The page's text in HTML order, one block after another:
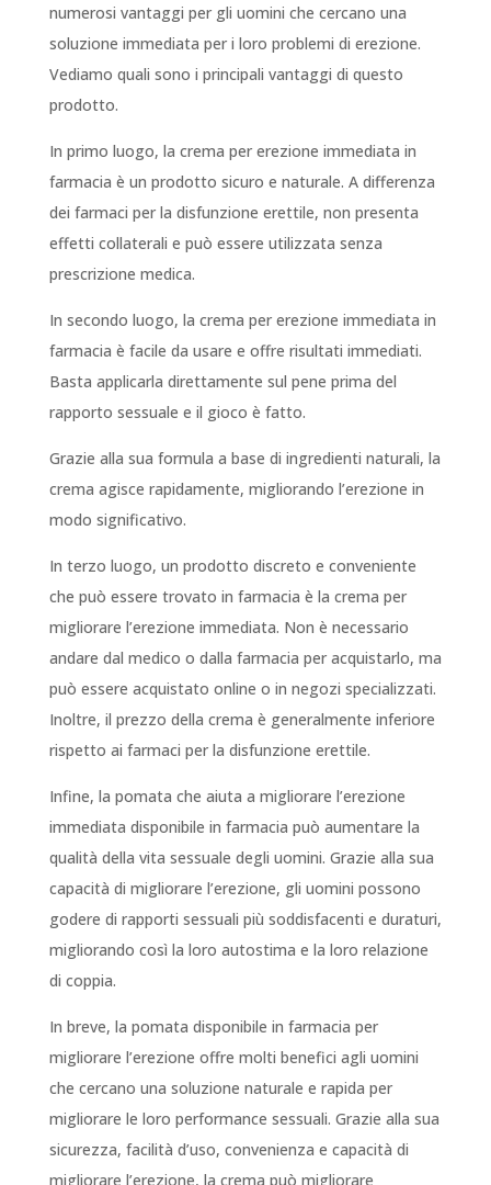
numerosi vantaggi per gli uomini che cercano una
soluzione immediata per i loro problemi di erezione.
Vediamo quali sono i principali vantaggi di questo
prodotto.
In primo luogo, la crema per erezione immediata in
farmacia è un prodotto sicuro e naturale. A differenza
dei farmaci per la disfunzione erettile, non presenta
effetti collaterali e può essere utilizzata senza
prescrizione medica.
In secondo luogo, la crema per erezione immediata in
farmacia è facile da usare e offre risultati immediati.
Basta applicarla direttamente sul pene prima del
rapporto sessuale e il gioco è fatto.
Grazie alla sua formula a base di ingredienti naturali, la
crema agisce rapidamente, migliorando l’erezione in
modo significativo.
In terzo luogo, un prodotto discreto e conveniente
che può essere trovato in farmacia è la crema per
migliorare l’erezione immediata. Non è necessario
andare dal medico o dalla farmacia per acquistarlo, ma
può essere acquistato online o in negozi specializzati.
Inoltre, il prezzo della crema è generalmente inferiore
rispetto ai farmaci per la disfunzione erettile.
Infine, la pomata che aiuta a migliorare l’erezione
immediata disponibile in farmacia può aumentare la
qualità della vita sessuale degli uomini. Grazie alla sua
capacità di migliorare l’erezione, gli uomini possono
godere di rapporti sessuali più soddisfacenti e duraturi,
migliorando così la loro autostima e la loro relazione
di coppia.
In breve, la pomata disponibile in farmacia per
migliorare l’erezione offre molti benefici agli uomini
che cercano una soluzione naturale e rapida per
migliorare le loro performance sessuali. Grazie alla sua
sicurezza, facilità d’uso, convenienza e capacità di
migliorare l’erezione, la crema può migliorare